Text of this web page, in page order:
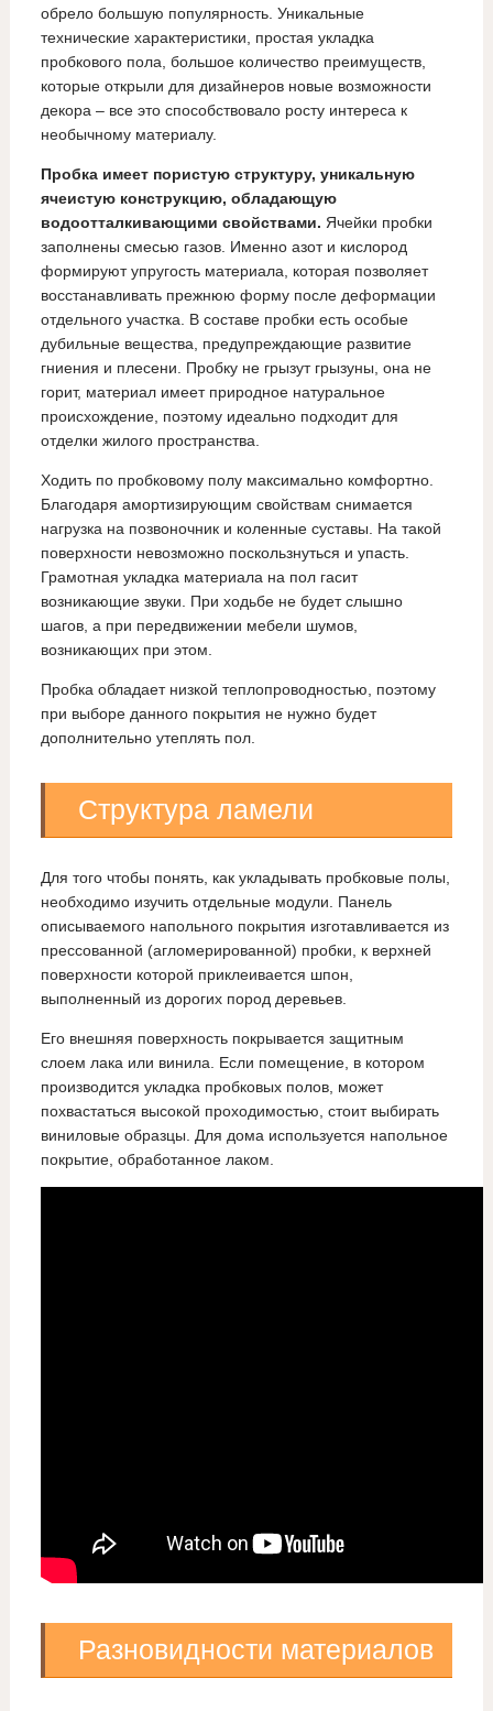
обрело большую популярность. Уникальные
технические характеристики, простая укладка
пробкового пола, большое количество преимуществ,
которые открыли для дизайнеров новые возможности
декора – все это способствовало росту интереса к
необычному материалу.
Пробка имеет пористую структуру, уникальную
ячеистую конструкцию, обладающую
водоотталкивающими свойствами. Ячейки пробки
заполнены смесью газов. Именно азот и кислород
формируют упругость материала, которая позволяет
восстанавливать прежнюю форму после деформации
отдельного участка. В составе пробки есть особые
дубильные вещества, предупреждающие развитие
гниения и плесени. Пробку не грызут грызуны, она не
горит, материал имеет природное натуральное
происхождение, поэтому идеально подходит для
отделки жилого пространства.
Ходить по пробковому полу максимально комфортно.
Благодаря амортизирующим свойствам снимается
нагрузка на позвоночник и коленные суставы. На такой
поверхности невозможно поскользнуться и упасть.
Грамотная укладка материала на пол гасит
возникающие звуки. При ходьбе не будет слышно
шагов, а при передвижении мебели шумов,
возникающих при этом.
Пробка обладает низкой теплопроводностью, поэтому
при выборе данного покрытия не нужно будет
дополнительно утеплять пол.
Структура ламели
Для того чтобы понять, как укладывать пробковые полы,
необходимо изучить отдельные модули. Панель
описываемого напольного покрытия изготавливается из
прессованной (агломерированной) пробки, к верхней
поверхности которой приклеивается шпон,
выполненный из дорогих пород деревьев.
Его внешняя поверхность покрывается защитным
слоем лака или винила. Если помещение, в котором
производится укладка пробковых полов, может
похвастаться высокой проходимостью, стоит выбирать
виниловые образцы. Для дома используется напольное
покрытие, обработанное лаком.
Разновидности материалов